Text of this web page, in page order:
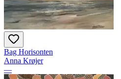
Bag Horisonten
Anna Krøjer
—